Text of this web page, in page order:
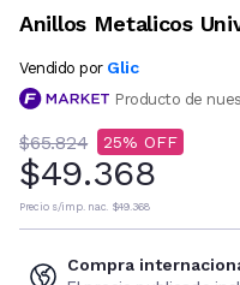
Anillos Metalicos
Vendido por Glic
Producto de
$65.824 25
$49.368
Precio s/imp. nac. $49.368
Compra